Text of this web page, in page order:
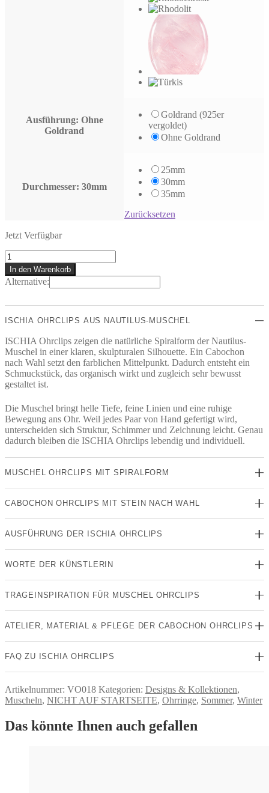
Ausführung: Ohne
Goldrand
Goldrand (925er
vergoldet)
Ohne Goldrand
Durchmesser: 30mm
25mm
30mm
35mm
Zurücksetzen
Jetzt Verfügbar
ISCHIA
Ohrclips
Menge
In den Warenkorb
Alternative:
ISCHIA OHRCLIPS AUS NAUTILUS-MUSCHEL
ISCHIA Ohrclips zeigen die natürliche Spiralform der Nautilus-
Muschel in einer klaren, skulpturalen Silhouette. Ein Cabochon
nach Wahl setzt den farblichen Mittelpunkt. Dadurch entsteht ein
Schmuckstück, das organisch wirkt und zugleich sehr bewusst
gestaltet ist.
Die Muschel bringt helle Tiefe, feine Linien und eine ruhige
Bewegung ans Ohr. Weil jedes Paar von Hand gefertigt wird,
unterscheiden sich Struktur, Schimmer und Zeichnung leicht. Genau
dadurch bleiben die ISCHIA Ohrclips lebendig und individuell.
MUSCHEL OHRCLIPS MIT SPIRALFORM
CABOCHON OHRCLIPS MIT STEIN NACH WAHL
AUSFÜHRUNG DER ISCHIA OHRCLIPS
WORTE DER KÜNSTLERIN
TRAGEINSPIRATION FÜR MUSCHEL OHRCLIPS
ATELIER, MATERIAL & PFLEGE DER CABOCHON OHRCLIPS
FAQ ZU ISCHIA OHRCLIPS
Artikelnummer: VO018 Kategorien: Designs & Kollektionen,
Muscheln, NICHT AUF STARTSEITE, Ohrringe, Sommer, Winter
Das könnte Ihnen auch gefallen